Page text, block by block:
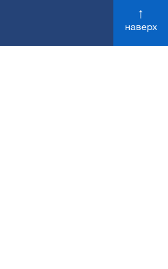
↑
наверх